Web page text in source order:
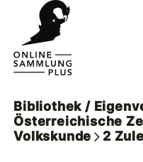
Bibliothek /
Österreichische
Volkskunde
2